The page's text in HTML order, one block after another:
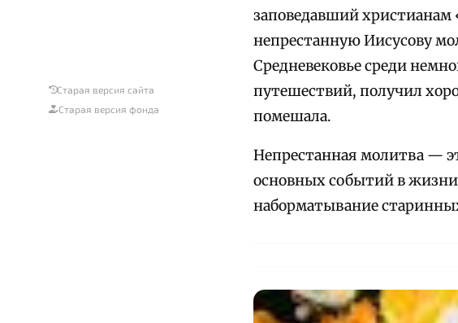
Старая версия сайта
Старая версия фонда
заповедавший христианам
непрестанную Иисусову
Средневековье среди
путешествий, получил
помешала.
Непрестанная молитва —
основных событий в
наборматывание